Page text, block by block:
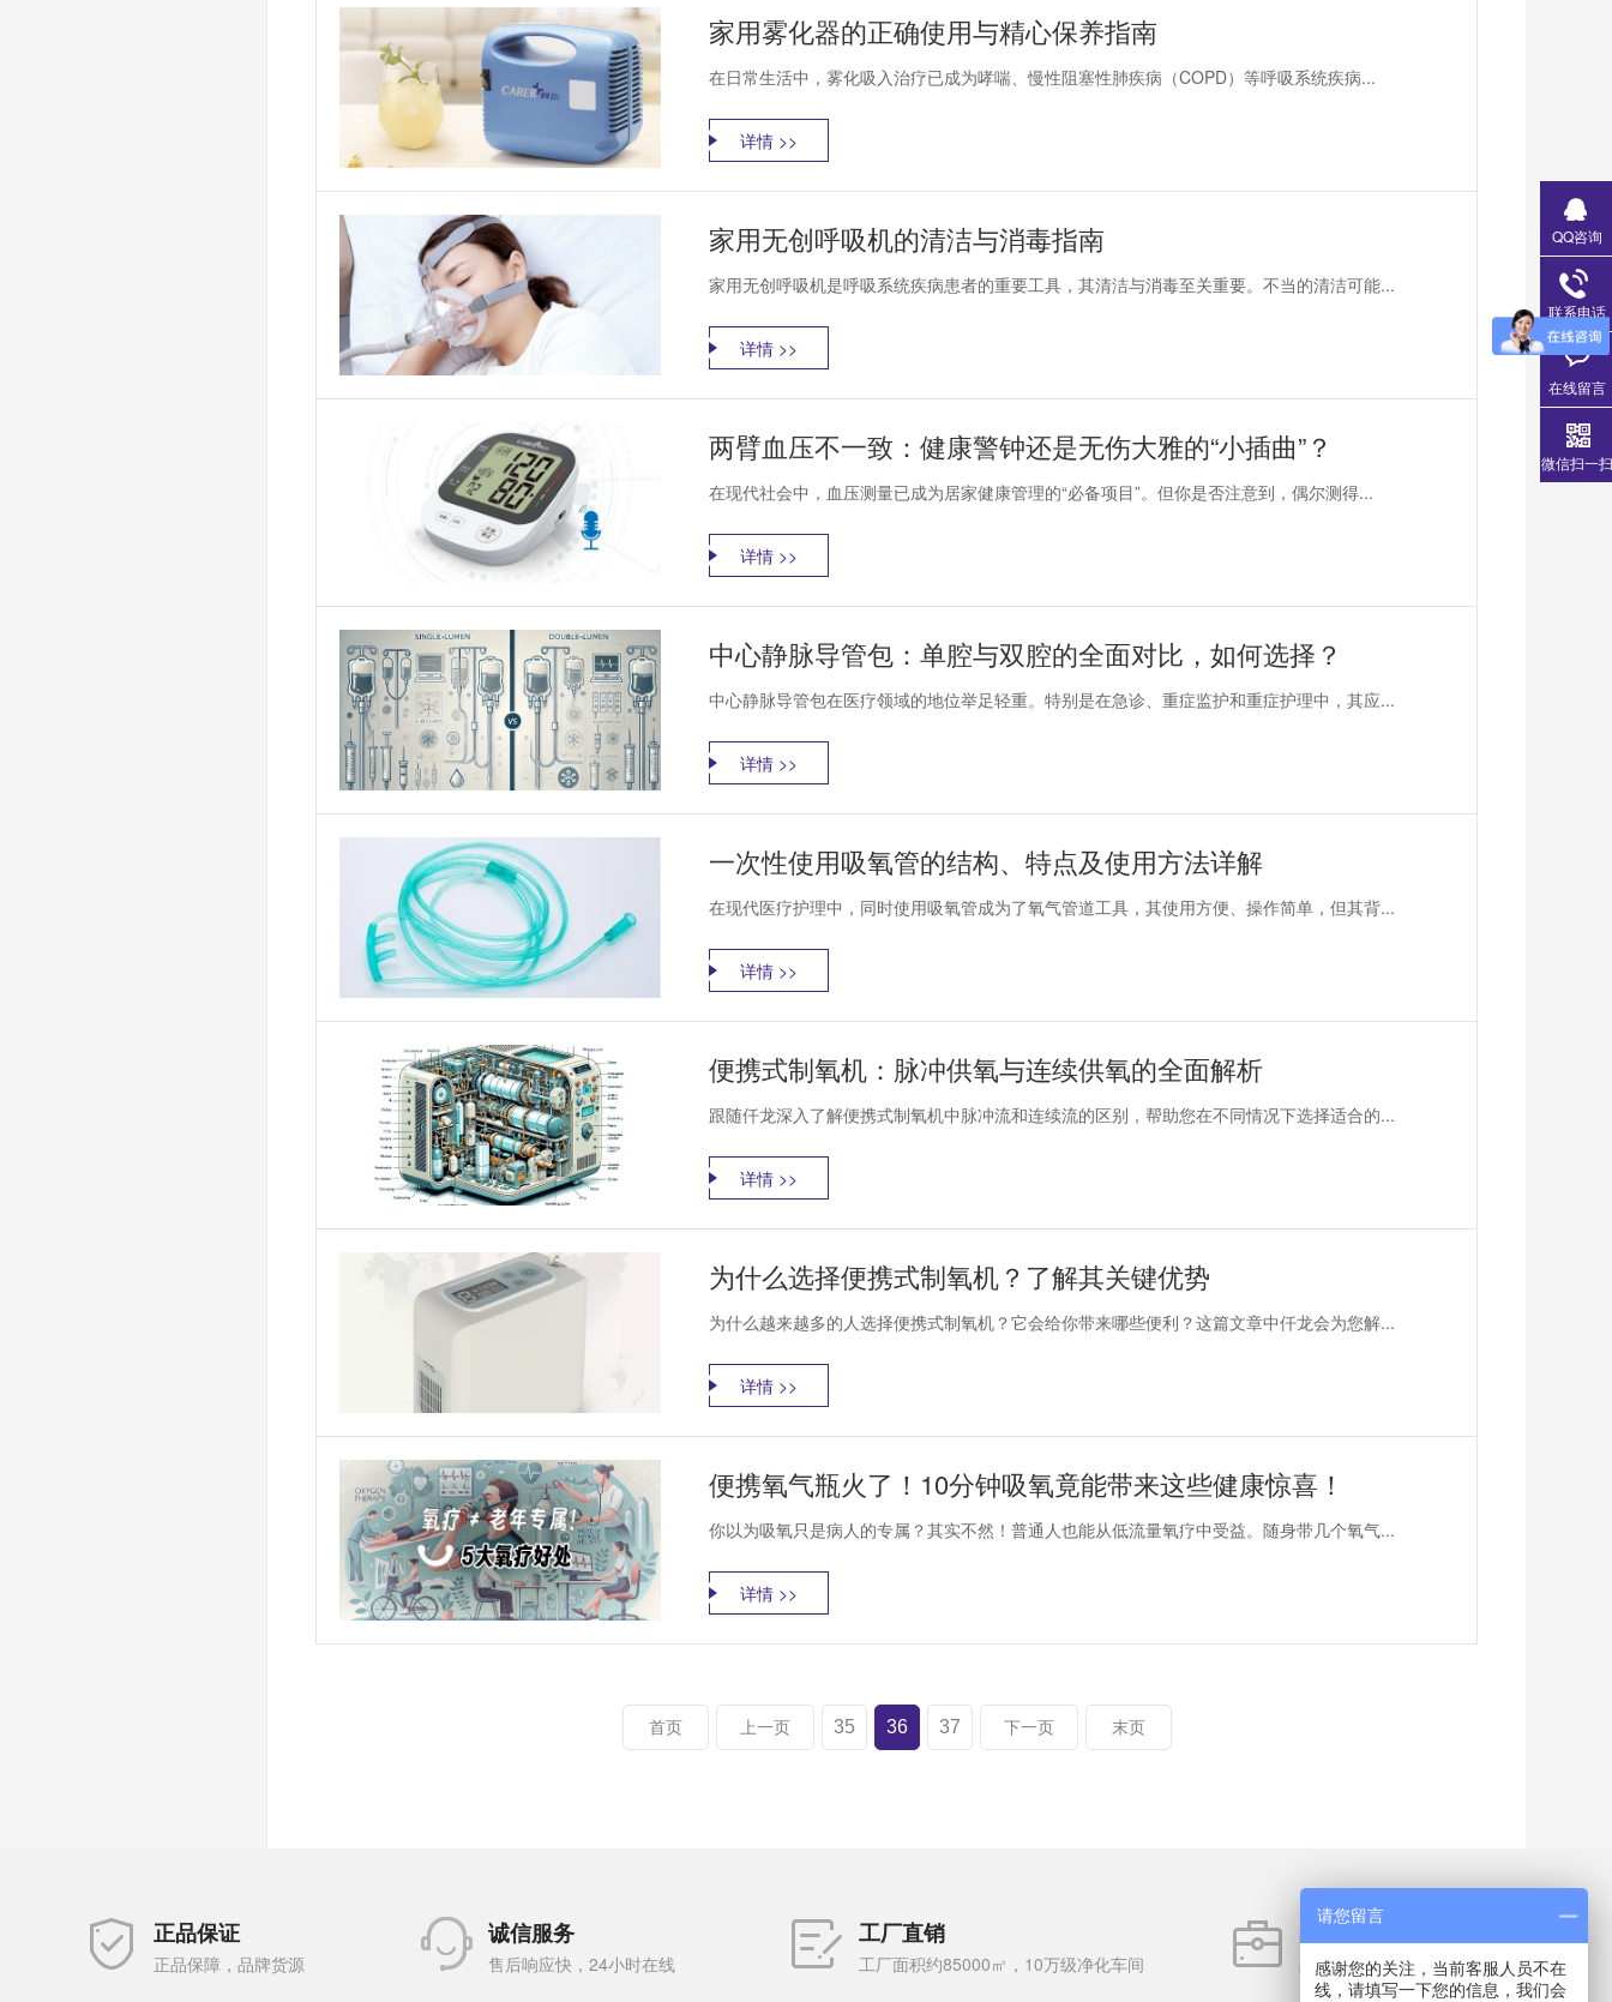
家用雾化器的正确使用与精心保养指南
在日常生活中，雾化吸入治疗已成为哮喘、慢性阻塞性肺疾病（COPD）等呼吸系统疾病...
详情 >>
家用无创呼吸机的清洁与消毒指南
家用无创呼吸机是呼吸系统疾病患者的重要工具，其清洁与消毒至关重要。不当的清洁可能...
详情 >>
两臂血压不一致：健康警钟还是无伤大雅的“小插曲”？
在现代社会中，血压测量已成为居家健康管理的“必备项目”。但你是否注意到，偶尔测得...
详情 >>
中心静脉导管包：单腔与双腔的全面对比，如何选择？
中心静脉导管包在医疗领域的地位举足轻重。特别是在急诊、重症监护和重症护理中，其应...
详情 >>
一次性使用吸氧管的结构、特点及使用方法详解
在现代医疗护理中，同时使用吸氧管成为了氧气管道工具，其使用方便、操作简单，但其背...
详情 >>
便携式制氧机：脉冲供氧与连续供氧的全面解析
跟随仟龙深入了解便携式制氧机中脉冲流和连续流的区别，帮助您在不同情况下选择适合的...
详情 >>
为什么选择便携式制氧机？了解其关键优势
为什么越来越多的人选择便携式制氧机？它会给你带来哪些便利？这篇文章中仟龙会为您解...
详情 >>
便携氧气瓶火了！10分钟吸氧竟能带来这些健康惊喜！
你以为吸氧只是病人的专属？其实不然！普通人也能从低流量氧疗中受益。随身带几个氧气...
详情 >>
首页 上一页 35 36 37 下一页 末页
正品保证
正品保障，品牌货源
诚信服务
售后响应快，24小时在线
工厂直销
工厂面积约85000㎡，10万级净化车间
品类丰富
品类齐全6000多种，备货充足
QQ咨询
联系电话
在线留言
微信扫一扫
请您留言
感谢您的关注，当前客服人员不在
线，请填写一下您的信息，我们会